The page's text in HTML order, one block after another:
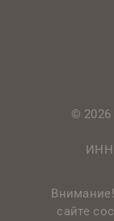
©
ИНН
сайте